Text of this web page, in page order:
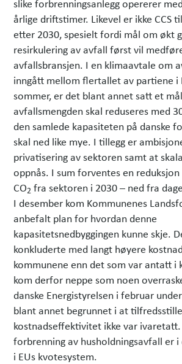
slike forbrenningsanlegg opererer
årlige driftstimer. Likevel er ikke CCS
etter 2030, spesielt fordi mål om økt
resirkulering av avfall først vil
avfallsbransjen. I en klimaavtale om
inngått mellom flertallet av partiene i
sommer, er det blant annet satt et
avfallsmengden skal reduseres med
den samlede kapasiteten på danske
skal ned like mye. I tillegg er
privatisering av sektoren samt at
oppnås. I sum forventes en
CO2 fra sektoren i 2030 – ned fra
I desember kom Kommunenes
anbefalt plan for hvordan denne
kapasitetsnedbyggingen kunne skje.
konkluderte med langt høyere
kommunene enn det som var antatt i
kom derfor neppe som noen
danske Energistyrelsen i februar
blant annet begrunnet i at
kostnadseffektivitet ikke var ivaretatt.
forbrenning av husholdningsavfall er
i EUs kvotesystem.